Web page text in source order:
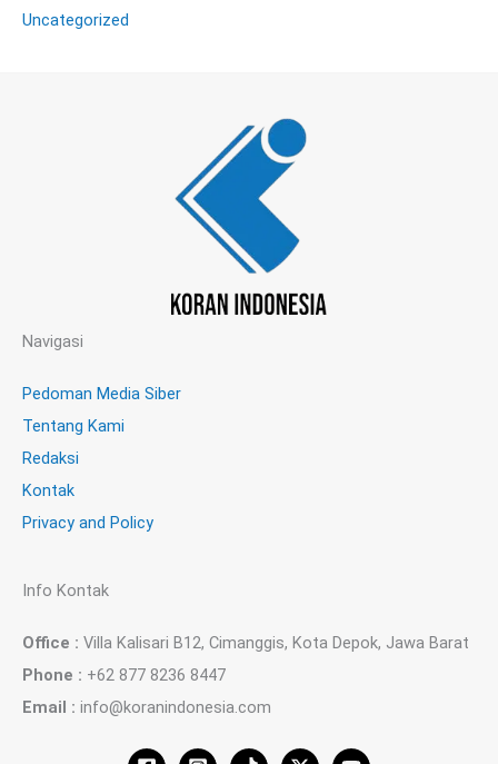
Uncategorized
Navigasi
Pedoman Media Siber
Tentang Kami
Redaksi
Kontak
Privacy and Policy
Info Kontak
Office : Villa Kalisari B12, Cimanggis, Kota Depok, Jawa Barat
Phone : +62 877 8236 8447
Email : info@koranindonesia.com